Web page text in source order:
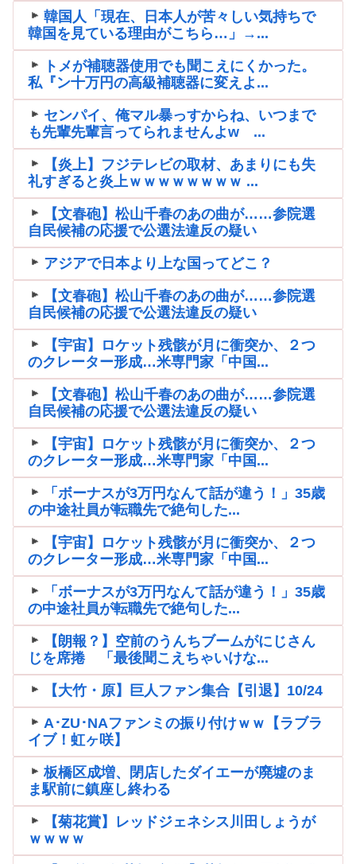
韓国人「現在、日本人が苦々しい気持ちで
韓国を見ている理由がこちら…」→...
トメが補聴器使用でも聞こえにくかった。
私『ン十万円の高級補聴器に変えよ...
センパイ、俺マル暴っすからね、いつまで
も先輩先輩言ってられませんよw ...
【炎上】フジテレビの取材、あまりにも失
礼すぎると炎上ｗｗｗｗｗｗｗｗ ...
【文春砲】松山千春のあの曲が……参院選
自民候補の応援で公選法違反の疑い
アジアで日本より上な国ってどこ？
【文春砲】松山千春のあの曲が……参院選
自民候補の応援で公選法違反の疑い
【宇宙】ロケット残骸が月に衝突か、２つ
のクレーター形成…米専門家「中国...
【文春砲】松山千春のあの曲が……参院選
自民候補の応援で公選法違反の疑い
【宇宙】ロケット残骸が月に衝突か、２つ
のクレーター形成…米専門家「中国...
「ボーナスが3万円なんて話が違う！」35歳
の中途社員が転職先で絶句した...
【宇宙】ロケット残骸が月に衝突か、２つ
のクレーター形成…米専門家「中国...
「ボーナスが3万円なんて話が違う！」35歳
の中途社員が転職先で絶句した...
【朗報？】空前のうんちブームがにじさん
じを席捲 「最後聞こえちゃいけな...
【大竹・原】巨人ファン集合【引退】10/24
A･ZU･NAファンミの振り付けｗｗ【ラブラ
イブ！虹ヶ咲】
板橋区成増、閉店したダイエーが廃墟のま
ま駅前に鎮座し終わる
【菊花賞】レッドジェネシス川田しょうが
ｗｗｗｗ